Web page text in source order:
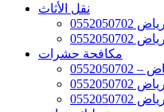
نقل الأثاث
مكافحة حشرات